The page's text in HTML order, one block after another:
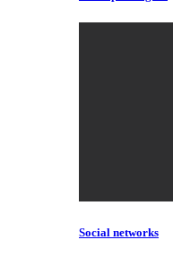
Social networks